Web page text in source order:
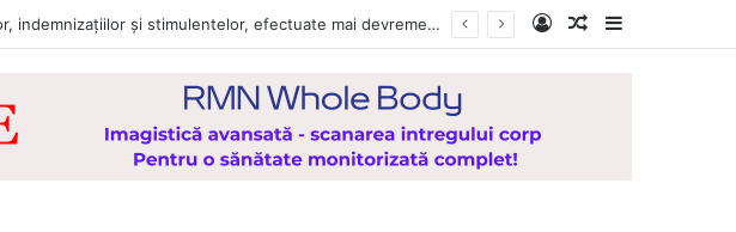
Vești bune pentru zeci de mii de vasluieni! Plățile alocațiilor, indemnizațiilor și stimulentelor, efectuate mai devreme în luna august 2026 Log InRandom Article